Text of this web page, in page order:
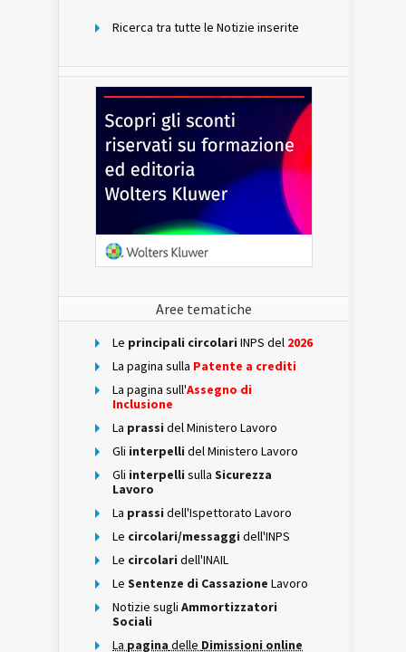
Ricerca tra tutte le Notizie inserite
Aree tematiche
Le principali circolari INPS del 2026
La pagina sulla Patente a crediti
La pagina sull'Assegno di
Inclusione
La prassi del Ministero Lavoro
Gli interpelli del Ministero Lavoro
Gli interpelli sulla Sicurezza
Lavoro
La prassi dell'Ispettorato Lavoro
Le circolari/messaggi dell'INPS
Le circolari dell'INAIL
Le Sentenze di Cassazione Lavoro
Notizie sugli Ammortizzatori
Sociali
La pagina delle Dimissioni online